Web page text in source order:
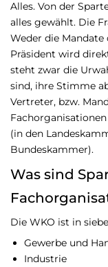
Alles. Von der
alles gewählt. Die
Weder die Mandate
Präsident wird
steht zwar die
sind, ihre Stimme
Vertreter, bzw.
(in den
Bundeskammer).
Was sind
Die WKO ist in
Gewerbe und
Industrie